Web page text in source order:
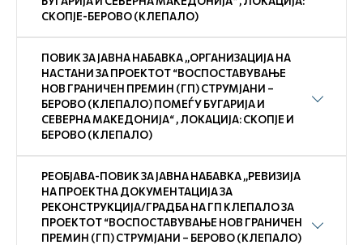
СКОПЈЕ-БЕРОВО (КЛЕПАЛО)
ПОВИК ЗА ЈАВНА НАБАВКА ,,ОРГАНИЗАЦИЈА НА
НАСТАНИ ЗА ПРОЕКТОТ “ВОСПОСТАВУВАЊЕ
НОВ ГРАНИЧЕН ПРЕМИН (ГП) СТРУМЈАНИ –
БЕРОВО (КЛЕПАЛО) ПОМЕЃУ БУГАРИЈА И
СЕВЕРНА МАКЕДОНИЈА“ , ЛОКАЦИЈА: СКОПЈЕ И
БЕРОВО (КЛЕПАЛО)
РЕОБЈАВА-ПОВИК ЗА ЈАВНА НАБАВКА ,,РЕВИЗИЈА
НА ПРОЕКТНА ДОКУМЕНТАЦИЈА ЗА
РЕКОНСТРУКЦИЈА/ГРАДБА НА ГП КЛЕПАЛО ЗА
ПРОЕКТОТ “ВОСПОСТАВУВАЊЕ НОВ ГРАНИЧЕН
ПРЕМИН (ГП) СТРУМЈАНИ – БЕРОВО (КЛЕПАЛО)